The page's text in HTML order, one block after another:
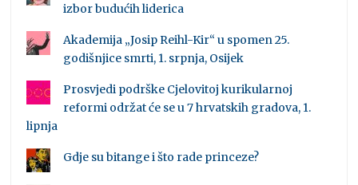
izbor budućih liderica
Akademija „Josip Reihl-Kir“ u spomen 25.
godišnjice smrti, 1. srpnja, Osijek
Prosvjedi podrške Cjelovitoj kurikularnoj
reformi održat će se u 7 hrvatskih gradova, 1.
lipnja
Gdje su bitange i što rade princeze?